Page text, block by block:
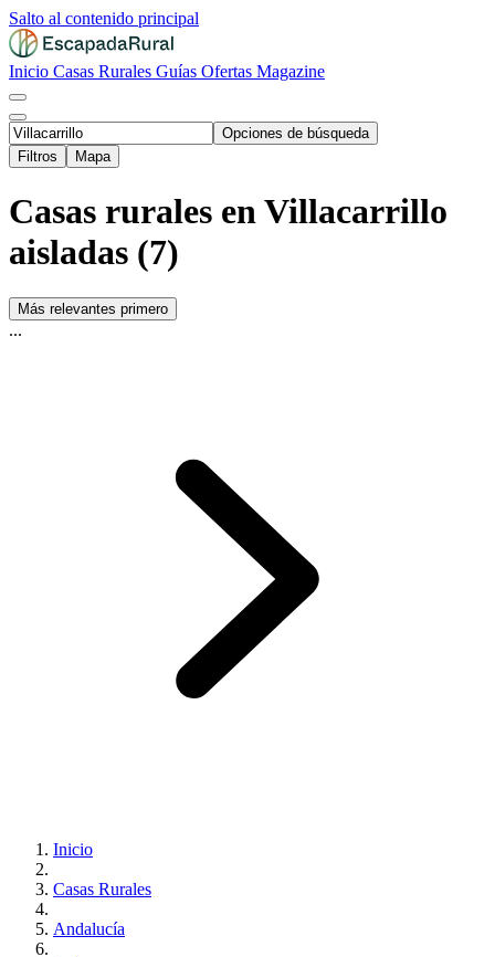
Salto al contenido principal
Inicio Casas Rurales Guías Ofertas Magazine
Opciones de búsqueda
Filtros
Mapa
Casas rurales en Villacarrillo
aisladas (7)
Más relevantes primero
...
Inicio
Casas Rurales
Andalucía